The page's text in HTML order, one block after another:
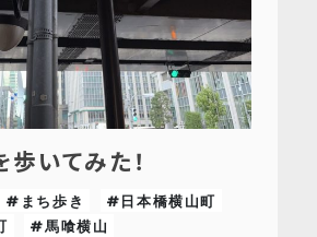
いてみた！
#まち歩き
#日本橋横山町
#馬喰横山